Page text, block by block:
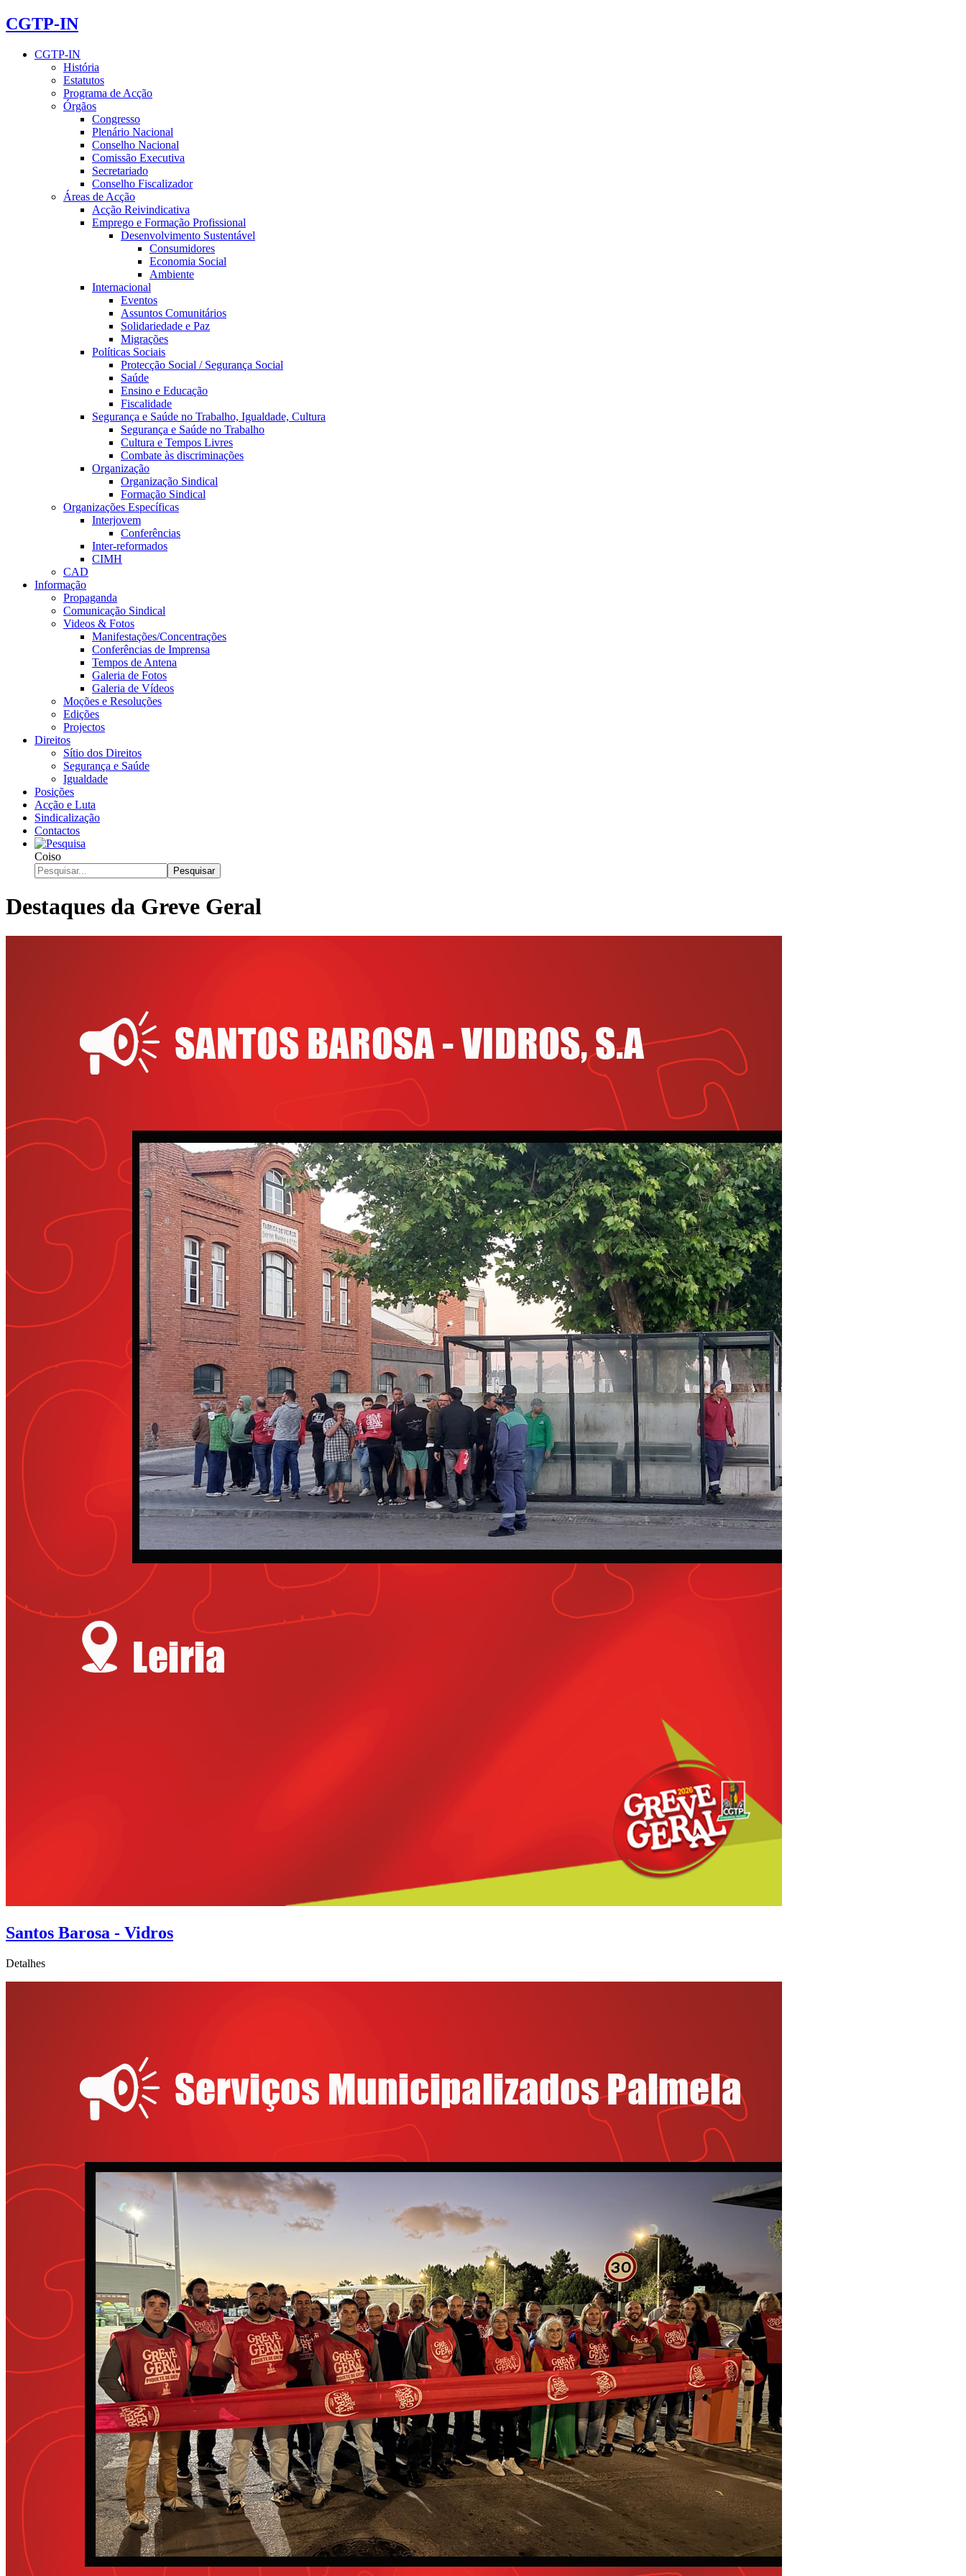
CGTP-IN
CGTP-IN
História
Estatutos
Programa de Acção
Órgãos
Congresso
Plenário Nacional
Conselho Nacional
Comissão Executiva
Secretariado
Conselho Fiscalizador
Áreas de Acção
Acção Reivindicativa
Emprego e Formação Profissional
Desenvolvimento Sustentável
Consumidores
Economia Social
Ambiente
Internacional
Eventos
Assuntos Comunitários
Solidariedade e Paz
Migrações
Políticas Sociais
Protecção Social / Segurança Social
Saúde
Ensino e Educação
Fiscalidade
Segurança e Saúde no Trabalho, Igualdade, Cultura
Segurança e Saúde no Trabalho
Cultura e Tempos Livres
Combate às discriminações
Organização
Organização Sindical
Formação Sindical
Organizações Específicas
Interjovem
Conferências
Inter-reformados
CIMH
CAD
Informação
Propaganda
Comunicação Sindical
Videos & Fotos
Manifestações/Concentrações
Conferências de Imprensa
Tempos de Antena
Galeria de Fotos
Galeria de Vídeos
Moções e Resoluções
Edições
Projectos
Direitos
Sítio dos Direitos
Segurança e Saúde
Igualdade
Posições
Acção e Luta
Sindicalização
Contactos
Coiso
Pesquisar
Destaques da Greve Geral
Santos Barosa - Vidros
Detalhes